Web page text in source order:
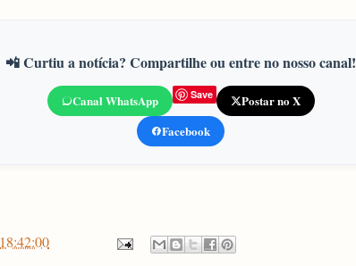
📲 Curtiu a notícia? Compartilhe ou entre no nosso canal!
Canal WhatsApp Save
Postar no X
Facebook
18:42:00